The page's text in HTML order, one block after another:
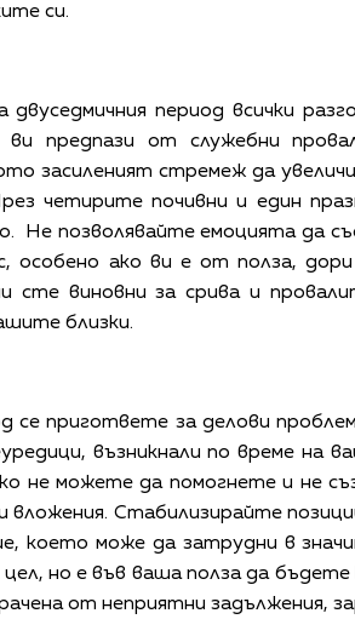
си.
период всички
предпази от служебни
засиленият стремеж да
четирите почивни и един
Не позволявайте емоцията да
особено ако ви е от полза,
сте виновни за срива и
близки.
се пригответе за делови
възникнали по време на
не можете да помогнете и не
вложения. Стабилизирайте
което може да затрудни в
но е във ваша полза да
от неприятни задължения,